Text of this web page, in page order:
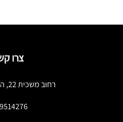
צרו
רחוב משכית 22, הרצליה פיתוח